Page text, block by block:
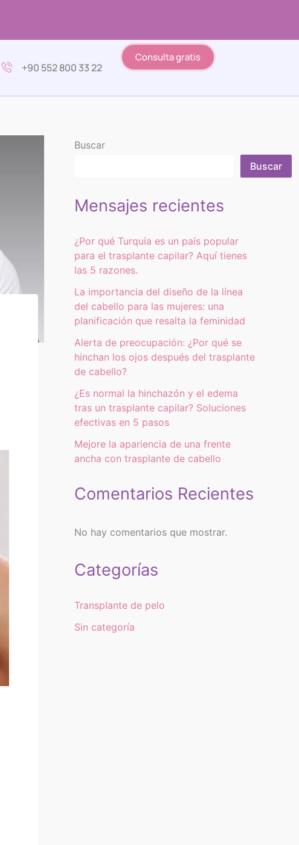
+90 552 800 33 22
Consulta gratis
Buscar
Buscar
Mensajes recientes
¿Por qué Turquía es un país popular
para el trasplante capilar? Aquí tienes
las 5 razones.
La importancia del diseño de la línea
del cabello para las mujeres: una
planificación que resalta la feminidad
Alerta de preocupación: ¿Por qué se
hinchan los ojos después del trasplante
de cabello?
¿Es normal la hinchazón y el edema
tras un trasplante capilar? Soluciones
efectivas en 5 pasos
Mejore la apariencia de una frente
ancha con trasplante de cabello
Comentarios Recientes
No hay comentarios que mostrar.
Categorías
Transplante de pelo
Sin categoría